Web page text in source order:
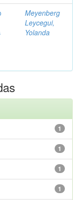
Meyenberg
Leycegui,
Yolanda
1
1
1
1